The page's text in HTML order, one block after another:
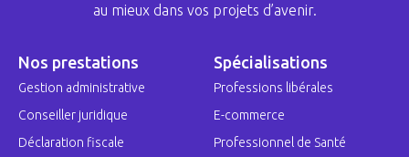
au mieux dans vos projets d’avenir.
Nos prestations
Gestion administrative
Conseiller juridique
Déclaration fiscale
Spécialisations
Professions libérales
E-commerce
Professionnel de Santé